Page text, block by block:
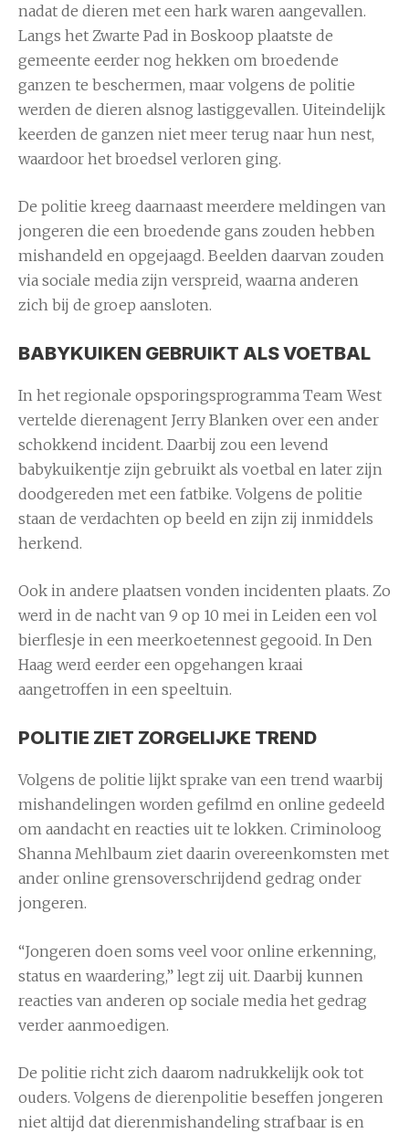
nadat de dieren met een hark waren aangevallen.
Langs het Zwarte Pad in Boskoop plaatste de
gemeente eerder nog hekken om broedende
ganzen te beschermen, maar volgens de politie
werden de dieren alsnog lastiggevallen. Uiteindelijk
keerden de ganzen niet meer terug naar hun nest,
waardoor het broedsel verloren ging.
De politie kreeg daarnaast meerdere meldingen van
jongeren die een broedende gans zouden hebben
mishandeld en opgejaagd. Beelden daarvan zouden
via sociale media zijn verspreid, waarna anderen
zich bij de groep aansloten.
BABYKUIKEN GEBRUIKT ALS VOETBAL
In het regionale opsporingsprogramma Team West
vertelde dierenagent Jerry Blanken over een ander
schokkend incident. Daarbij zou een levend
babykuikentje zijn gebruikt als voetbal en later zijn
doodgereden met een fatbike. Volgens de politie
staan de verdachten op beeld en zijn zij inmiddels
herkend.
Ook in andere plaatsen vonden incidenten plaats. Zo
werd in de nacht van 9 op 10 mei in Leiden een vol
bierflesje in een meerkoetennest gegooid. In Den
Haag werd eerder een opgehangen kraai
aangetroffen in een speeltuin.
POLITIE ZIET ZORGELIJKE TREND
Volgens de politie lijkt sprake van een trend waarbij
mishandelingen worden gefilmd en online gedeeld
om aandacht en reacties uit te lokken. Criminoloog
Shanna Mehlbaum ziet daarin overeenkomsten met
ander online grensoverschrijdend gedrag onder
jongeren.
“Jongeren doen soms veel voor online erkenning,
status en waardering,” legt zij uit. Daarbij kunnen
reacties van anderen op sociale media het gedrag
verder aanmoedigen.
De politie richt zich daarom nadrukkelijk ook tot
ouders. Volgens de dierenpolitie beseffen jongeren
niet altijd dat dierenmishandeling strafbaar is en